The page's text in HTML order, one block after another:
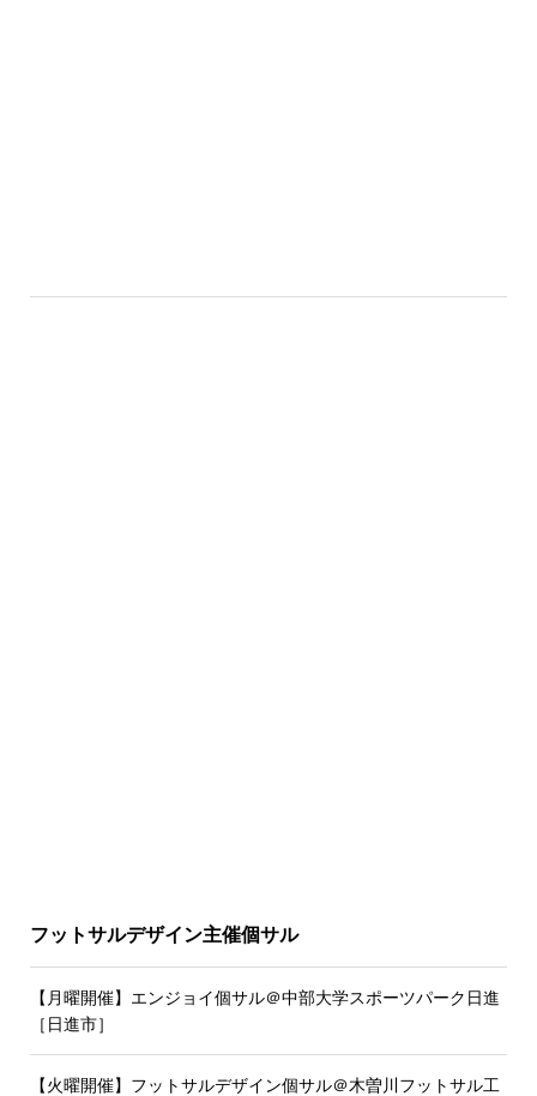
フットサルデザイン主催個サル
【月曜開催】エンジョイ個サル＠中部大学スポーツパーク日進
［日進市］
【火曜開催】フットサルデザイン個サル＠木曽川フットサル工